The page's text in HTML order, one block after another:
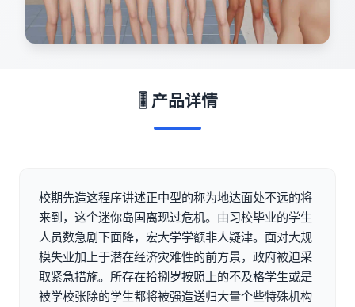
🎚️ 产品详情
校期先造这程序讲述正中型的称为地达面处不远的将
来到，这个迷你岛国离现过危机。由习校毕业的学生
人员数急剧下面降，宏大学学额非人疑津。面对大规
模失业加上于潜在经济灾难性的前方景，政府被迫采
取紧急措施。所存在拾捌岁按照上的不及格学生或是
被学校张除的学生都将被强造送归大量个些特殊机构